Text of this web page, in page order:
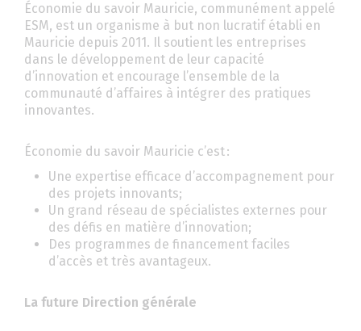
Économie du savoir Mauricie, communément appelé
ESM, est un organisme à but non lucratif établi en
Mauricie depuis 2011. Il soutient les entreprises
dans le développement de leur capacité
d’innovation et encourage l’ensemble de la
communauté d’affaires à intégrer des pratiques
innovantes.
Économie du savoir Mauricie c’est :
Une expertise efficace d’accompagnement pour
des projets innovants;
Un grand réseau de spécialistes externes pour
des défis en matière d’innovation;
Des programmes de financement faciles
d’accès et très avantageux.
La future Direction générale